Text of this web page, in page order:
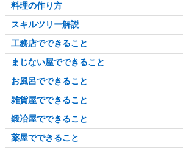
料理の作り方
スキルツリー解説
工務店でできること
まじない屋でできること
お風呂でできること
雑貨屋でできること
鍛冶屋でできること
薬屋でできること